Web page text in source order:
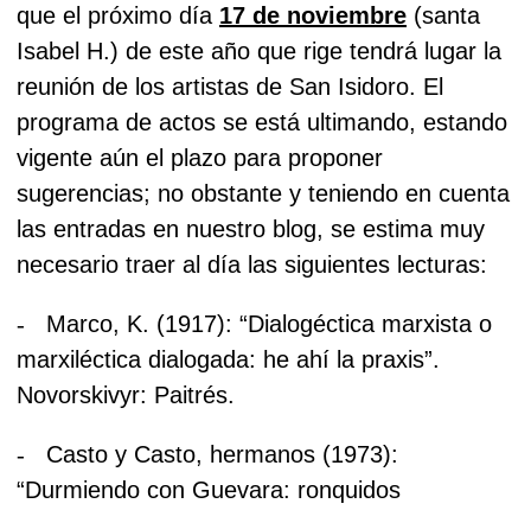
que el próximo día 17 de noviembre (santa
Isabel H.) de este año que rige tendrá lugar la
reunión de los artistas de San Isidoro. El
programa de actos se está ultimando, estando
vigente aún el plazo para proponer
sugerencias; no obstante y teniendo en cuenta
las entradas en nuestro blog, se estima muy
necesario traer al día las siguientes lecturas:
-
Marco, K. (1917): “Dialogéctica marxista o
marxiléctica dialogada: he ahí la praxis”.
Novorskivyr: Paitrés.
-
Casto y Casto, hermanos (1973):
“Durmiendo con Guevara: ronquidos